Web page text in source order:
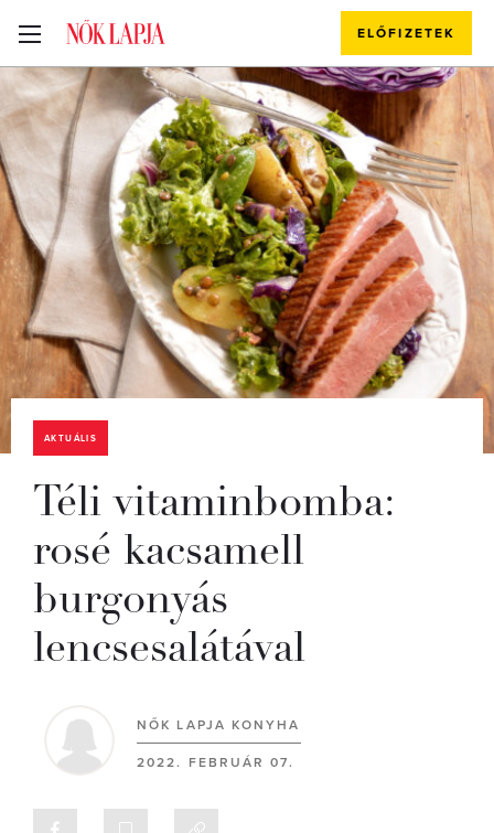
ELŐFIZETEK
AKTUÁLIS
Téli vitaminbomba:
rosé kacsamell
burgonyás
lencsesalátával
NŐK LAPJA KONYHA
2022. FEBRUÁR 07.